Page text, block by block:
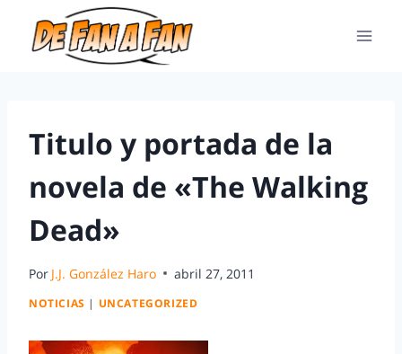
Titulo y portada de la
novela de «The Walking
Dead»
Por J.J. González Haro abril 27, 2011
NOTICIAS | UNCATEGORIZED